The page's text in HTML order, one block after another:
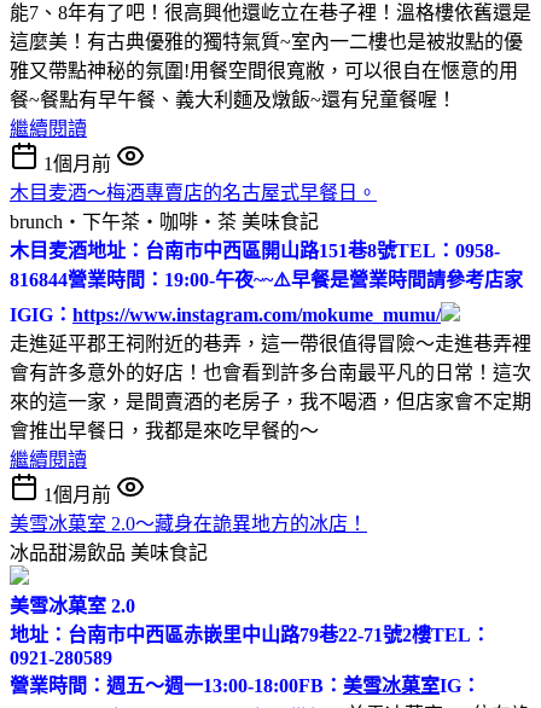
能7、8年有了吧！很高興他還屹立在巷子裡！溫格樓依舊還是
這麼美！有古典優雅的獨特氣質~室內一二樓也是被妝點的優
雅又帶點神秘的氛圍!用餐空間很寬敝，可以很自在愜意的用
餐~餐點有早午餐、義大利麵及燉飯~還有兒童餐喔！
繼續閱讀
1個月前
木目麦酒～梅酒專賣店的名古屋式早餐日。
brunch‧下午茶‧咖啡‧茶 美味食記
木目麦酒地址：台南市中西區開山路151巷8號TEL：0958-
816844營業時間：19:00-午夜~~⚠️早餐是營業時間請參考店家
IGIG： https://www.instagram.com/mokume_mumu/
走進延平郡王祠附近的巷弄，這一帶很值得冒險～走進巷弄裡
會有許多意外的好店！也會看到許多台南最平凡的日常！這次
來的這一家，是間賣酒的老房子，我不喝酒，但店家會不定期
會推出早餐日，我都是來吃早餐的～
繼續閱讀
1個月前
美雪冰菓室 2.0～藏身在詭異地方的冰店！
冰品甜湯飲品 美味食記
美雪冰菓室 2.0
地址：台南市中西區赤嵌里中山路79巷22-71號2樓TEL：
0921-280589
營業時間：週五～週一13:00-18:00FB： 美雪冰菓室IG：